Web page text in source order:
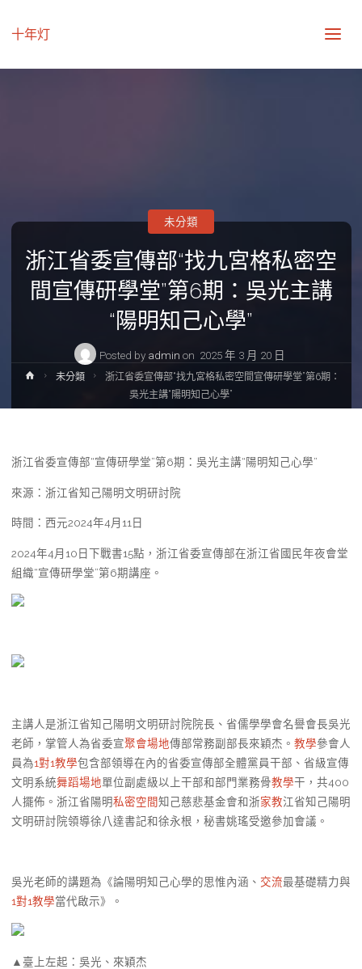
十年灯
浙江省委宣傳部“找九宮格私密空
間宣傳研學堂”第6期：吳光主講
“陽明知己心學”
Posted by admin on 2025 年 3 月 20 日
未分類
Home未分類
浙江省委宣傳部“找九宮格私密空間宣傳研學堂”第6期：
吳光主講“陽明知己心學”
浙江省委宣傳部“宣傳研學堂”第6期：吳光主講“陽明知己心學”
來源：浙江省知己陽明文明研討院
時間：西元2024年4月11日
2024年4月10日下戰書15點，浙江省委宣傳部在浙江省國民年夜會堂
組織“宣傳研學堂”第6期講座。
主講人是浙江省知己陽明文明研討院院長、省儒學學會名譽會長吳光
老師，掌管人為省委宣聚會場地傳部常務副部長來穎杰。 教學參會人
員為1對1教學包含部領導在內的省委宣傳部全體黨員干部、省級宣傳
文明系統舞蹈場地單位副處級以上干部和部門業務骨教學干，共400
人擺佈。浙江省陽明私密空間知己慈悲基金會和浙家教江省知己陽明
文明研討院領導徐八達書記和徐永根，秘書姚瑤受邀參加會議。
吳光老師的講題為《論陽明知己心學的思惟內涵、 交流最基礎精力與
1對1教學當代啟示》。
▲臺上左起：吳光、來穎杰